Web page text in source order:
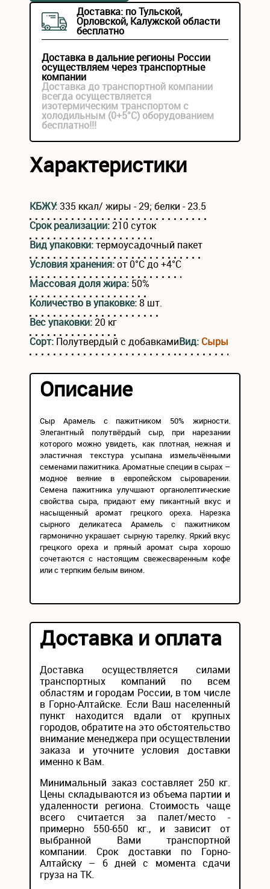
Доставка: по Тульской,
Орловской, Калужской области
бесплатно
Доставка в дальние регионы России
осуществляем через транспортные
компании
Доставка до транспортной компании
всегда осуществляется
изотермическим транспортом с
холодильным (0+5°С) оборудованием
бесплатно!!!
Характеристики
КБЖУ:335 ккал/ жиры - 29; белки - 23.5
Срок реализации:210 суток
Вид упаковки:термоусадочный пакет
Условия хранения:от 0°C до +4°C
Массовая доля жира: 50%
Количество в упаковке:8 шт.
Вес упаковки:20 кг
Сорт: Полутвердый с добавкамиВид: Сыры
Описание
Сыр Арамель с пажитником 50% жирности.
Элегантный полутвёрдый сыр, при нарезании
которого можно увидеть, как плотная, нежная и
эластичная текстура усыпана измельчёнными
семенами пажитника. Ароматные специи в сырах –
модное веяние в европейском сыроварении.
Семена пажитника улучшают органолептические
свойства сыра, придают ему пикантный вкус и
насыщенный аромат грецкого ореха. Нарезка
сырного деликатеса Арамель с пажитником
гармонично украшает сырную тарелку. Яркий вкус
грецкого ореха и пряный аромат сыра хорошо
сочетаются с настоящим свежесваренным кофе
или с терпким белым вином.
Доставка и оплата
Доставка осуществляется силами
транспортных компаний по всем
областям и городам России, в том числе
в Горно-Алтайске. Если Ваш населенный
пункт находится вдали от крупных
городов, обратите на это обстоятельство
внимание менеджера при осуществлении
заказа и уточните условия доставки
именно к Вам.
Минимальный заказ составляет 250 кг.
Цены складываются из объема партии и
удаленности региона. Стоимость чаще
всего считается за палет/место -
примерно 550-650 кг., и зависит от
выбранной Вами транспортной
компании. Срок доставки по Горно-
Алтайску – 6 дней с момента сдачи
груза на ТК.